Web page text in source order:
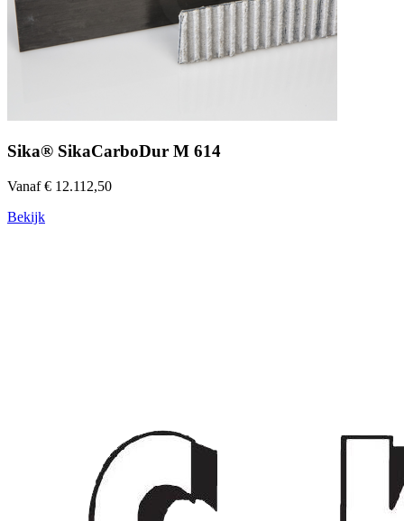
Sika® SikaCarboDur M 614
Vanaf € 12.112,50
Bekijk